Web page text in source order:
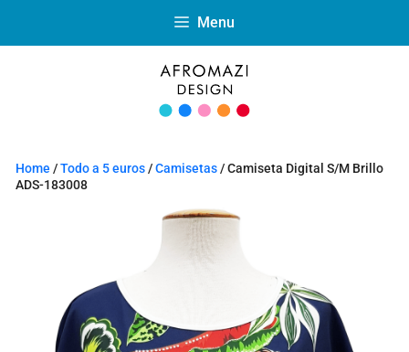
Menu
Home /Todo a 5 euros/Camisetas/ Camiseta Digital S/M Brillo
ADS-183008